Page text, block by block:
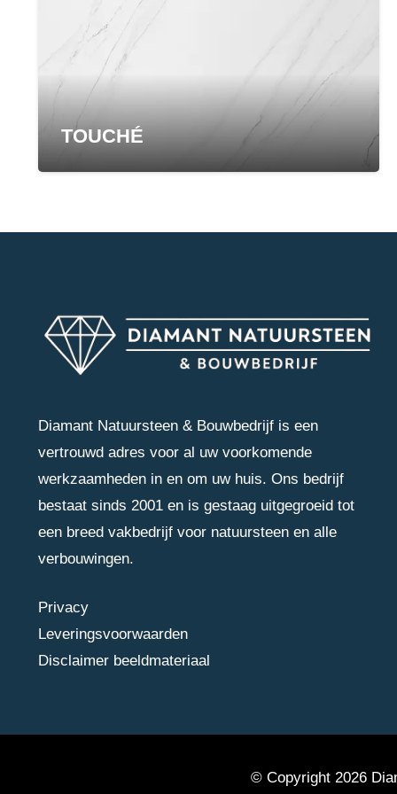
TOUCHÉ
Diamant Natuursteen & Bouwbedrijf is een
vertrouwd adres voor al uw voorkomende
werkzaamheden in en om uw huis. Ons bedrijf
bestaat sinds 2001 en is gestaag uitgegroeid tot
een breed vakbedrijf voor natuursteen en alle
verbouwingen.
Privacy
Leveringsvoorwaarden
Disclaimer beeldmateriaal
© Copyright 2026